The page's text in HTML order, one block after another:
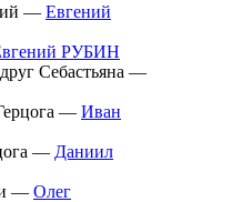
— Евгений
РУБИН
Себастьяна —
— Иван
— Даниил
— Олег